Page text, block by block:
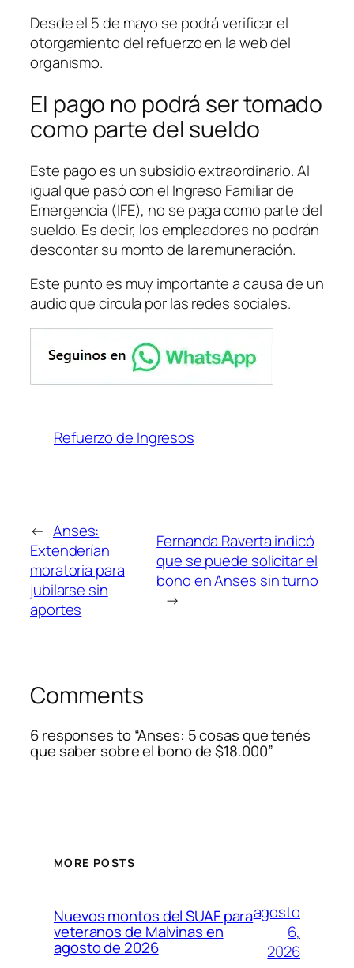
Desde el 5 de mayo se podrá verificar el
otorgamiento del refuerzo en la web del
organismo.
El pago no podrá ser tomado
como parte del sueldo
Este pago es un subsidio extraordinario. Al
igual que pasó con el Ingreso Familiar de
Emergencia (IFE), no se paga como parte del
sueldo. Es decir, los empleadores no podrán
descontar su monto de la remuneración.
Este punto es muy importante a causa de un
audio que circula por las redes sociales.
Refuerzo de Ingresos
← Anses:
Extenderían
moratoria para
jubilarse sin
aportes
Fernanda Raverta indicó
que se puede solicitar el
bono en Anses sin turno
→
Comments
6 responses to “Anses: 5 cosas que tenés
que saber sobre el bono de $18.000”
MORE POSTS
Nuevos montos del SUAF para
veteranos de Malvinas en
agosto de 2026
agosto
6,
2026